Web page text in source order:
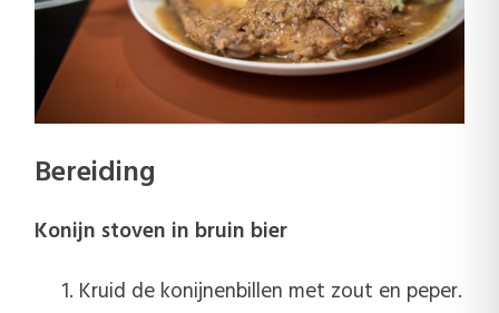
Bereiding
Konijn stoven in bruin bier
Kruid de konijnenbillen met zout en peper.